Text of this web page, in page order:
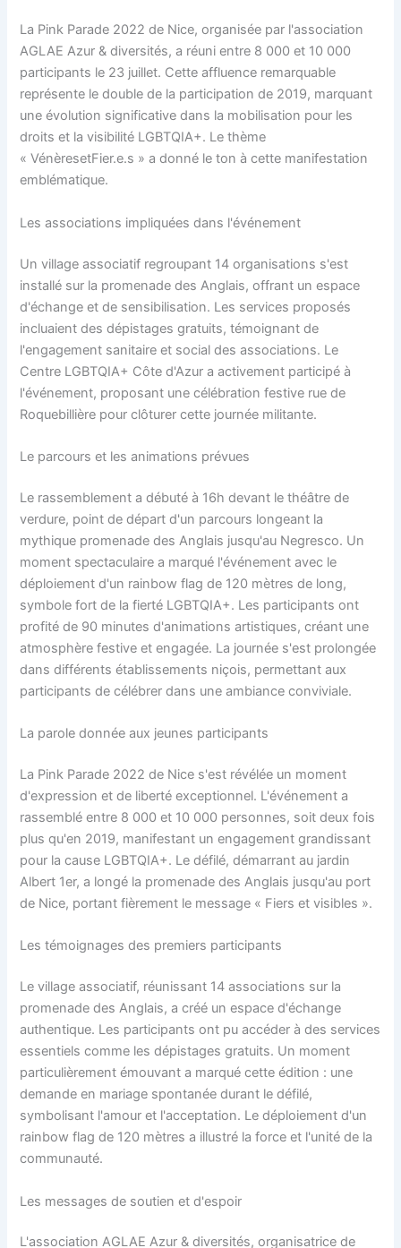
La Pink Parade 2022 de Nice, organisée par l'association
AGLAE Azur & diversités, a réuni entre 8 000 et 10 000
participants le 23 juillet. Cette affluence remarquable
représente le double de la participation de 2019, marquant
une évolution significative dans la mobilisation pour les
droits et la visibilité LGBTQIA+. Le thème
« VénèresetFier.e.s » a donné le ton à cette manifestation
emblématique.
Les associations impliquées dans l'événement
Un village associatif regroupant 14 organisations s'est
installé sur la promenade des Anglais, offrant un espace
d'échange et de sensibilisation. Les services proposés
incluaient des dépistages gratuits, témoignant de
l'engagement sanitaire et social des associations. Le
Centre LGBTQIA+ Côte d'Azur a activement participé à
l'événement, proposant une célébration festive rue de
Roquebillière pour clôturer cette journée militante.
Le parcours et les animations prévues
Le rassemblement a débuté à 16h devant le théâtre de
verdure, point de départ d'un parcours longeant la
mythique promenade des Anglais jusqu'au Negresco. Un
moment spectaculaire a marqué l'événement avec le
déploiement d'un rainbow flag de 120 mètres de long,
symbole fort de la fierté LGBTQIA+. Les participants ont
profité de 90 minutes d'animations artistiques, créant une
atmosphère festive et engagée. La journée s'est prolongée
dans différents établissements niçois, permettant aux
participants de célébrer dans une ambiance conviviale.
La parole donnée aux jeunes participants
La Pink Parade 2022 de Nice s'est révélée un moment
d'expression et de liberté exceptionnel. L'événement a
rassemblé entre 8 000 et 10 000 personnes, soit deux fois
plus qu'en 2019, manifestant un engagement grandissant
pour la cause LGBTQIA+. Le défilé, démarrant au jardin
Albert 1er, a longé la promenade des Anglais jusqu'au port
de Nice, portant fièrement le message « Fiers et visibles ».
Les témoignages des premiers participants
Le village associatif, réunissant 14 associations sur la
promenade des Anglais, a créé un espace d'échange
authentique. Les participants ont pu accéder à des services
essentiels comme les dépistages gratuits. Un moment
particulièrement émouvant a marqué cette édition : une
demande en mariage spontanée durant le défilé,
symbolisant l'amour et l'acceptation. Le déploiement d'un
rainbow flag de 120 mètres a illustré la force et l'unité de la
communauté.
Les messages de soutien et d'espoir
L'association AGLAE Azur & diversités, organisatrice de